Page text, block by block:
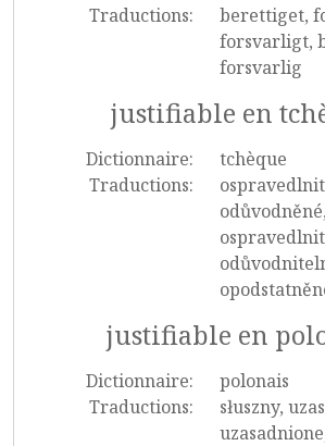
Traductions:
berettiget,
forsvarligt,
forsvarlig
justifiable en
Dictionnaire:
tchèque
Traductions:
odůvodněné,
justifiable en
Dictionnaire:
polonais
Traductions:
słuszny,